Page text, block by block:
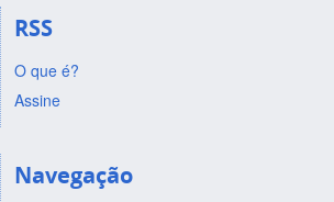
RSS
O que é?
Assine
Navegação